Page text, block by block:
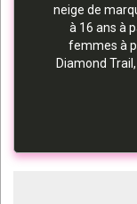
neige de
à 16 ans à
femmes à
Diamond